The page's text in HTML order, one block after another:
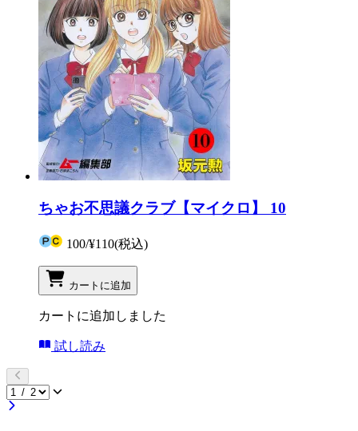
ちゃお不思議クラブ【マイクロ】 10
100/¥110(税込)
カートに追加
カートに追加しました
試し読み